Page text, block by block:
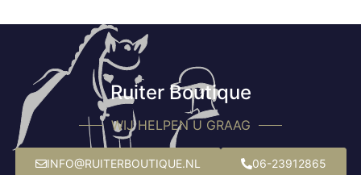
Ruiter Boutique
WIJ HELPEN U GRAAG
INFO@RUITERBOUTIQUE.NL 06-23912865